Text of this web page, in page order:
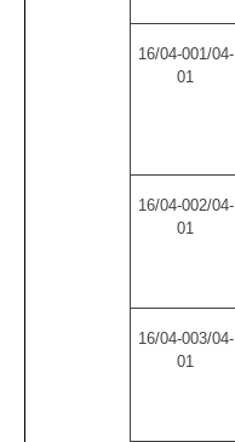
16/04-001/04-
01
16/04-002/04-
01
16/04-003/04-
01